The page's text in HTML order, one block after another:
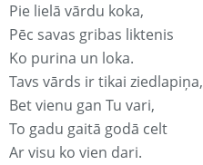
Pie lielā vārdu koka,
Pēc savas gribas liktenis
Ko purina un loka.
Tavs vārds ir tikai ziedlapiņa,
Bet vienu gan Tu vari,
To gadu gaitā godā celt
Ar visu ko vien dari.